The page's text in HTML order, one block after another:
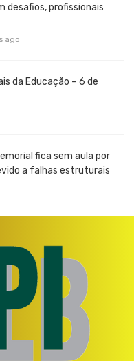
desafios, profissionais
ago
da Educação – 6 de
fica sem aula por
a falhas estruturais